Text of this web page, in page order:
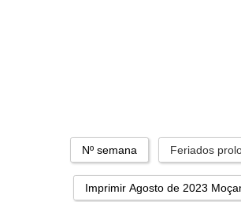
Nº semana Feriados
Imprimir Agosto de 2023